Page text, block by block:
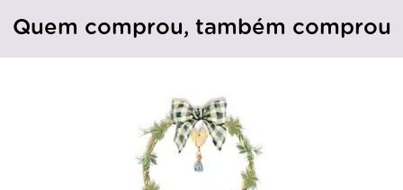
Quem comprou, também comprou